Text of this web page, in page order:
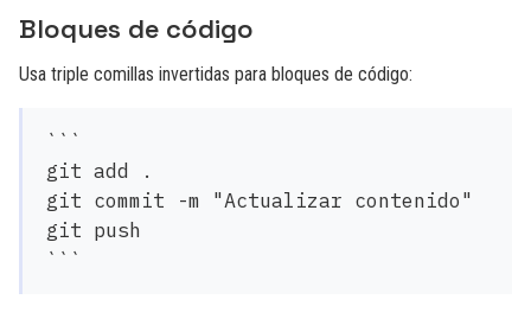
Bloques de código
Usa triple comillas invertidas para bloques de código:
```
git add .
git commit -m "Actualizar contenido"
```